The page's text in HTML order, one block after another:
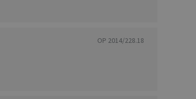
OP 2014/228.18